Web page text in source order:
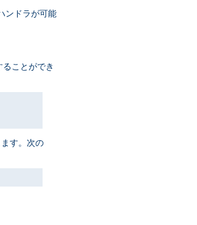
ンドラが可能
ことができ
す。次の